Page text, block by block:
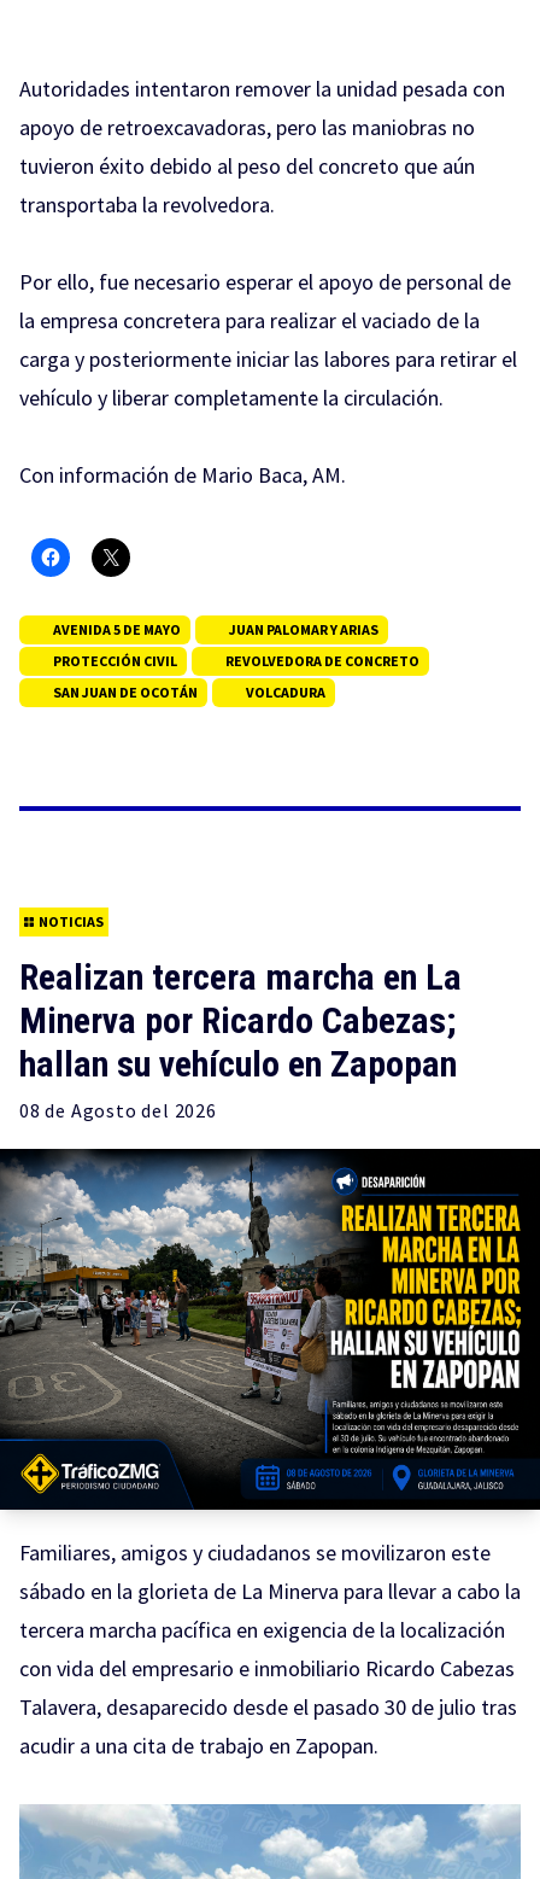
Autoridades intentaron remover la unidad pesada con
apoyo de retroexcavadoras, pero las maniobras no
tuvieron éxito debido al peso del concreto que aún
transportaba la revolvedora.
Por ello, fue necesario esperar el apoyo de personal de
la empresa concretera para realizar el vaciado de la
carga y posteriormente iniciar las labores para retirar el
vehículo y liberar completamente la circulación.
Con información de Mario Baca, AM.
AVENIDA 5 DE MAYO
JUAN PALOMAR Y ARIAS
PROTECCIÓN CIVIL
REVOLVEDORA DE CONCRETO
SAN JUAN DE OCOTÁN
VOLCADURA
NOTICIAS
Realizan tercera marcha en La
Minerva por Ricardo Cabezas;
hallan su vehículo en Zapopan
08 de Agosto del 2026
Familiares, amigos y ciudadanos se movilizaron este
sábado en la glorieta de La Minerva para llevar a cabo la
tercera marcha pacífica en exigencia de la localización
con vida del empresario e inmobiliario Ricardo Cabezas
Talavera, desaparecido desde el pasado 30 de julio tras
acudir a una cita de trabajo en Zapopan.